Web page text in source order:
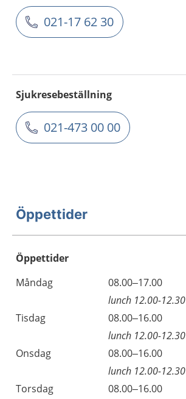
021-17 62 30
Sjukresebeställning
021-473 00 00
Öppettider
Öppettider
Dag
Öppettider
Kommentarer
Måndag
08.00–17.00
lunch 12.00-12.30
Tisdag
08.00–16.00
lunch 12.00-12.30
Onsdag
08.00–16.00
lunch 12.00-12.30
Torsdag
08.00–16.00